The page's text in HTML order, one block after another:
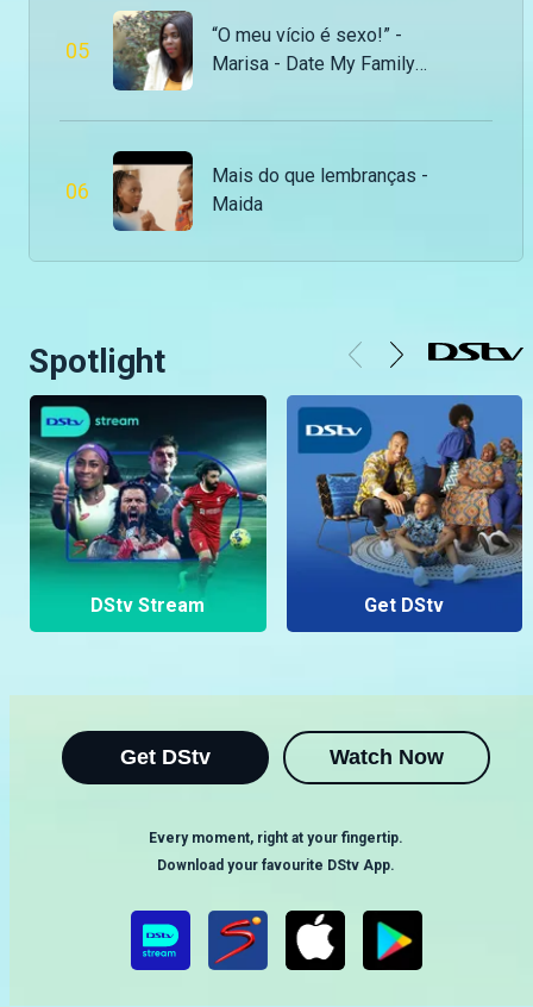
05
“O meu vício é sexo!” -
Marisa - Date My Family
06
Mais do que lembranças -
Maida
Spotlight
DStv Stream Get DStv
Get DStv Watch Now
Every moment, right at your fingertip.
Download your favourite DStv App.